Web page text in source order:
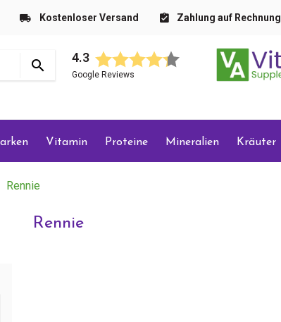
Kostenloser Versand Zahlung auf Rechnung
4.3
Google Reviews
Vitamin Proteine Mineralien Kräuter
Rennie
Rennie